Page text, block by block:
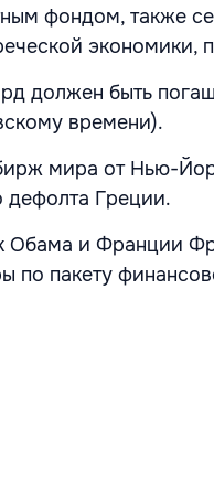
фондом, также
должен быть
времени).
мира от Нью-
Греции.
и Франции
по пакету